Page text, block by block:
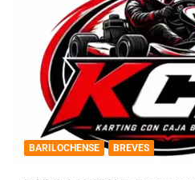
BARILOCHENSE BREVES